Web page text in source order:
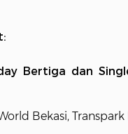
Bertiga dan
Bekasi,